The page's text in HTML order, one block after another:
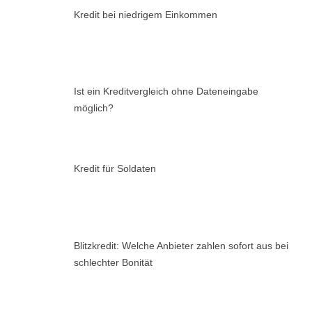
Kredit bei niedrigem Einkommen
Ist ein Kreditvergleich ohne Dateneingabe
möglich?
Kredit für Soldaten
Blitzkredit: Welche Anbieter zahlen sofort aus bei
schlechter Bonität